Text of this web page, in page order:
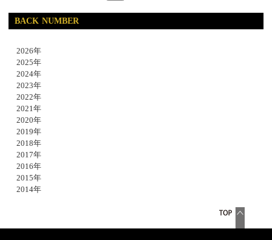
BACK NUMBER
2026年
2025年
2024年
2023年
2022年
2021年
2020年
2019年
2018年
2017年
2016年
2015年
2014年